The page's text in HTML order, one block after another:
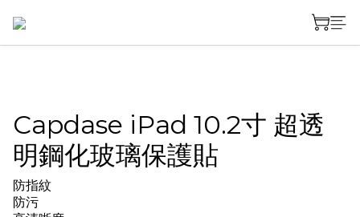
Capdase iPad 10.2寸 超透
明鋼化玻璃保護貼
防指紋
防污